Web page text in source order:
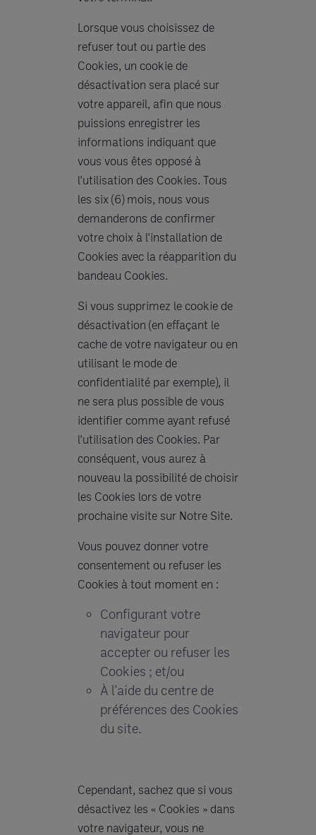
Lorsque vous choisissez de
refuser tout ou partie des
Cookies, un cookie de
désactivation sera placé sur
votre appareil, afin que nous
puissions enregistrer les
informations indiquant que
vous vous êtes opposé à
l'utilisation des Cookies. Tous
les six (6) mois, nous vous
demanderons de confirmer
votre choix à l'installation de
Cookies avec la réapparition du
bandeau Cookies.
Si vous supprimez le cookie de
désactivation (en effaçant le
cache de votre navigateur ou en
utilisant le mode de
confidentialité par exemple), il
ne sera plus possible de vous
identifier comme ayant refusé
l'utilisation des Cookies. Par
conséquent, vous aurez à
nouveau la possibilité de choisir
les Cookies lors de votre
prochaine visite sur Notre Site.
Vous pouvez donner votre
consentement ou refuser les
Cookies à tout moment en :
Configurant votre
navigateur pour
accepter ou refuser les
Cookies ; et/ou
À l'aide du centre de
préférences des Cookies
du site.
Cependant, sachez que si vous
désactivez les « Cookies » dans
votre navigateur, vous ne